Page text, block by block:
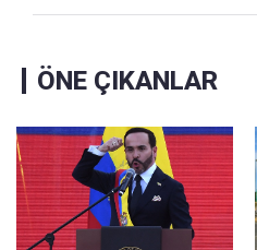
ÖNE ÇIKANLAR